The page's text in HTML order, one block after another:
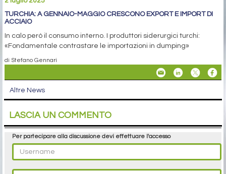
TURCHIA: A GENNAIO-MAGGIO CRESCONO EXPORT E IMPORT DI
ACCIAIO
In calo però il consumo interno. I produttori siderurgici turchi:
«Fondamentale contrastare le importazioni in dumping»
di Stefano Gennari
Altre News
LASCIA UN COMMENTO
Per partecipare alla discussione devi effettuare l'accesso